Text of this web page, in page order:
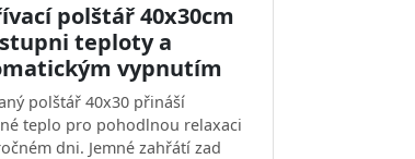
polštář 40x30cm
teploty a
vypnutím
polštář 40x30 přináší
teplo pro pohodlnou relaxaci
dni. Jemné zahřátí zad